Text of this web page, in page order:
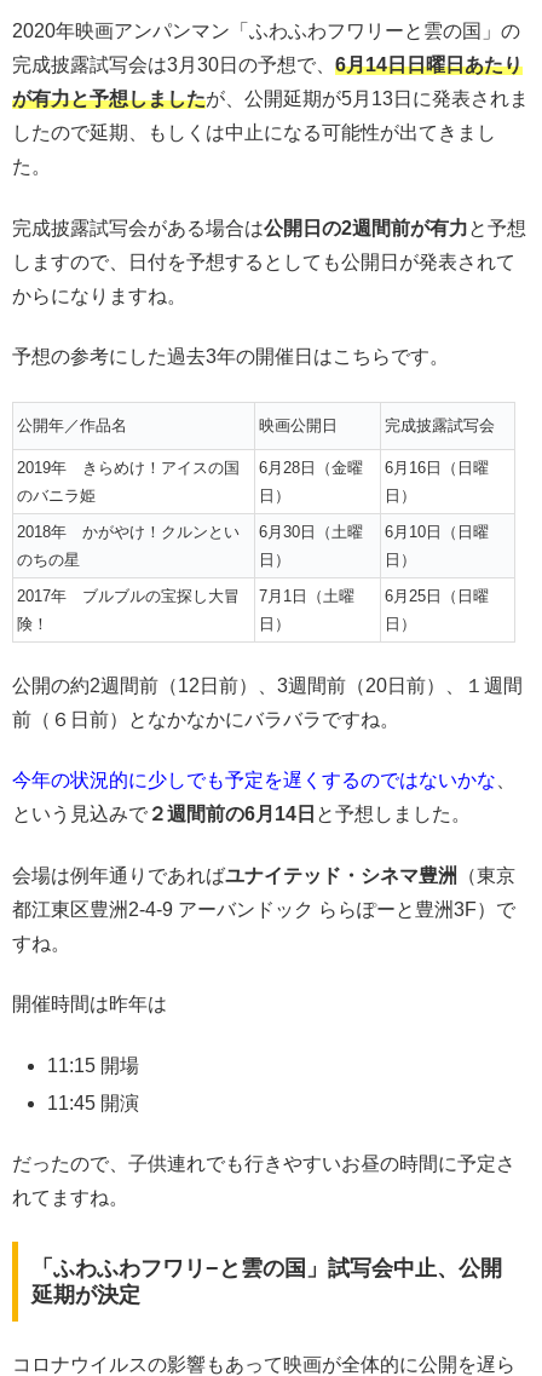
2020年映画アンパンマン「ふわふわフワリーと雲の国」の
完成披露試写会は3月30日の予想で、 6月14日日曜日あたり
が有力と予想しましたが、公開延期が5月13日に発表されま
したので延期、もしくは中止になる可能性が出てきまし
た。
完成披露試写会がある場合は公開日の2週間前が有力と予想
しますので、日付を予想するとしても公開日が発表されて
からになりますね。
予想の参考にした過去3年の開催日はこちらです。
公開年／作品名 映画公開日 完成披露試写会
2019年 きらめけ！アイスの国
のバニラ姫
6月28日（金曜
日）
6月16日（日曜
日）
2018年 かがやけ！クルンとい
のちの星
6月30日（土曜
日）
6月10日（日曜
日）
2017年 ブルブルの宝探し大冒
険！
7月1日（土曜
日）
6月25日（日曜
日）
公開の約2週間前（12日前）、3週間前（20日前）、１週間
前（６日前）となかなかにバラバラですね。
今年の状況的に少しでも予定を遅くするのではないかな
という見込みで ２週間前の6月14日 と予想しました。
会場は例年通りであればユナイテッド・シネマ豊洲
（東京
都江東区豊洲2-4-9 アーバンドック ららぽーと豊洲3F）で
すね。
開催時間は昨年は
11:15 開場
11:45 開演
だったので、子供連れでも行きやすいお昼の時間に予定さ
れてますね。
「ふわふわフワリ−と雲の国」試写会中止、公開
延期が決定
コロナウイルスの影響もあって映画が全体的に公開を遅ら